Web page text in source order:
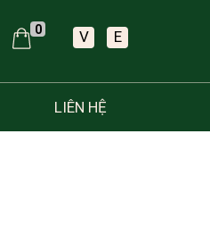
0 V E
LIÊN HỆ